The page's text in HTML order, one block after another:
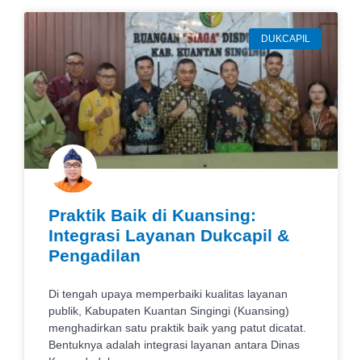
DUKCAPIL
Praktik Baik di Kuansing:
Integrasi Layanan Dukcapil &
Pengadilan
Di tengah upaya memperbaiki kualitas layanan
publik, Kabupaten Kuantan Singingi (Kuansing)
menghadirkan satu praktik baik yang patut dicatat.
Bentuknya adalah integrasi layanan antara Dinas